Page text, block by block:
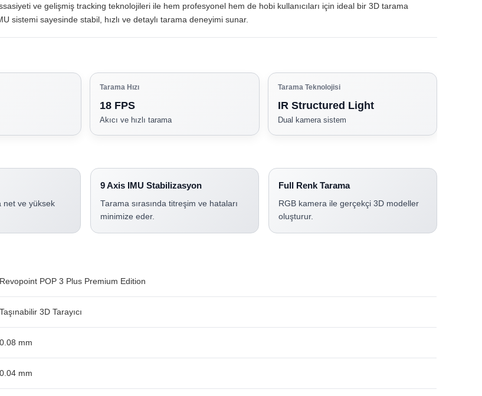
ve gelişmiş tracking teknolojileri ile hem profesyonel hem de hobi kullanıcıları için ideal bir 3D tarama
sayesinde stabil, hızlı ve detaylı tarama deneyimi sunar.
Tarama Hızı
18 FPS
Akıcı ve hızlı tarama
Tarama Teknolojisi
IR Structured Light
Dual kamera sistem
net ve yüksek
9 Axis IMU Stabilizasyon
Tarama sırasında titreşim ve hataları
minimize eder.
Full Renk Tarama
RGB kamera ile gerçekçi 3D modeller
oluşturur.
Revopoint POP 3 Plus Premium Edition
Taşınabilir 3D Tarayıcı
0.08 mm
0.04 mm